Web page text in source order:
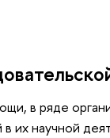
в ряде
их научной